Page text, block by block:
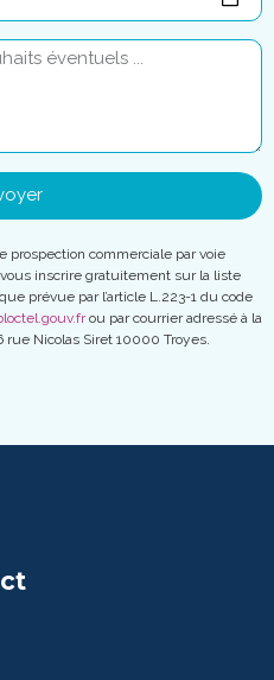
prospection commerciale par voie
inscrire gratuitement sur la liste
prévue par l’article L.223-1 du code
ou par courrier adressé à la
rue Nicolas Siret 10000 Troyes.